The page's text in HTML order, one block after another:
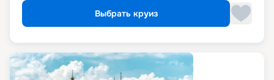
Выбрать круиз